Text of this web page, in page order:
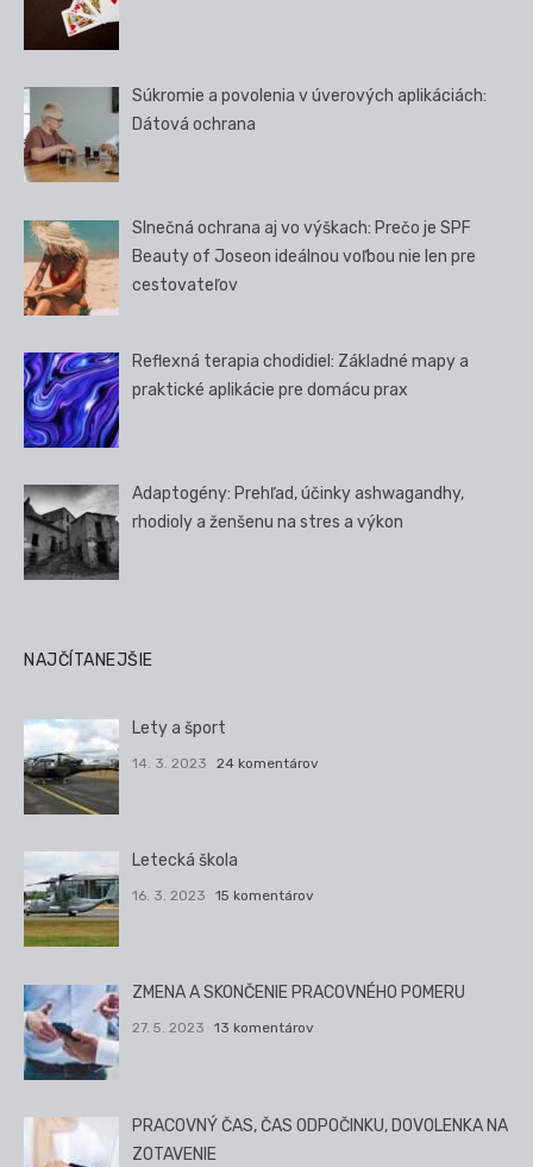
Súkromie a povolenia v úverových aplikáciách:
Dátová ochrana
Slnečná ochrana aj vo výškach: Prečo je SPF
Beauty of Joseon ideálnou voľbou nie len pre
cestovateľov
Reflexná terapia chodidiel: Základné mapy a
praktické aplikácie pre domácu prax
Adaptogény: Prehľad, účinky ashwagandhy,
rhodioly a ženšenu na stres a výkon
NAJČÍTANEJŠIE
Lety a šport
14. 3. 2023 24 komentárov
Letecká škola
16. 3. 2023 15 komentárov
ZMENA A SKONČENIE PRACOVNÉHO POMERU
27. 5. 2023 13 komentárov
PRACOVNÝ ČAS, ČAS ODPOČINKU, DOVOLENKA NA
ZOTAVENIE